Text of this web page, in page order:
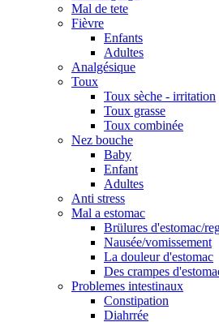
Mal de tete
Fièvre
Enfants
Adultes
Analgésique
Toux
Toux sèche - irritation
Toux grasse
Toux combinée
Nez bouche
Baby
Enfant
Adultes
Anti stress
Mal a estomac
Brülures d'estomac/
Nausée/vomissement
La douleur d'estomac
Des crampes
Problemes intestinaux
Constipation
Diahrrée